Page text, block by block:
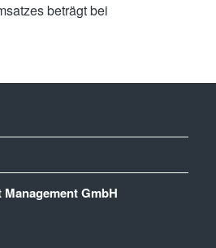
beträgt bei
GmbH